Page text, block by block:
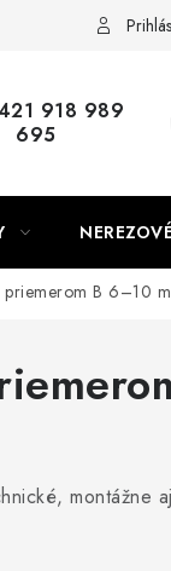
918 989
695
priemerom B 6–10
montážne